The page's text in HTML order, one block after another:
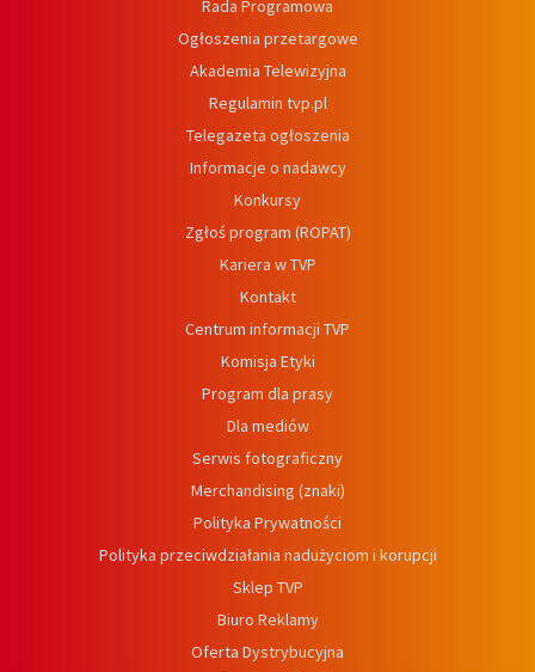
Rada Programowa
Ogłoszenia przetargowe
Akademia Telewizyjna
Regulamin tvp.pl
Telegazeta ogłoszenia
Informacje o nadawcy
Konkursy
Zgłoś program (ROPAT)
Kariera w TVP
Kontakt
Centrum informacji TVP
Komisja Etyki
Program dla prasy
Dla mediów
Serwis fotograficzny
Merchandising (znaki)
Polityka Prywatności
Polityka przeciwdziałania nadużyciom i korupcji
Sklep TVP
Biuro Reklamy
Oferta Dystrybucyjna